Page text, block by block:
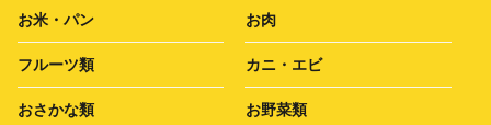
お米・パン お肉
フルーツ類 カニ・エビ
おさかな類 お野菜類